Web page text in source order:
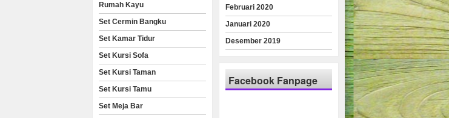
Rumah Kayu
Set Cermin Bangku
Set Kamar Tidur
Set Kursi Sofa
Set Kursi Taman
Set Kursi Tamu
Set Meja Bar
Februari 2020
Januari 2020
Desember 2019
Facebook Fanpage